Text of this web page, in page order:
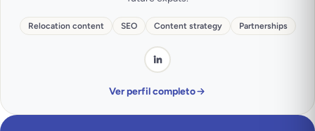
Relocation content SEO Content strategy Partnerships
Ver perfil completo